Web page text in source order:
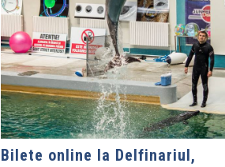
Bilete online la Delfinariul,